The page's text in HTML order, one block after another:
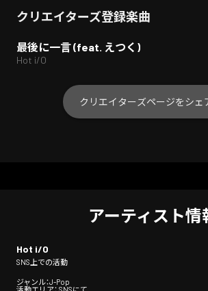
クリエイターズ登録楽曲
最後に一言 (feat. えつく)
Hot i/O
クリエイターズページをシェ
アーティスト情
Hot i/O
SNS上での活動
ジャンル：J-Pop